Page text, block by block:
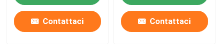
Guarnizione dell'albero dell'asse motore
Contattaci Contattaci